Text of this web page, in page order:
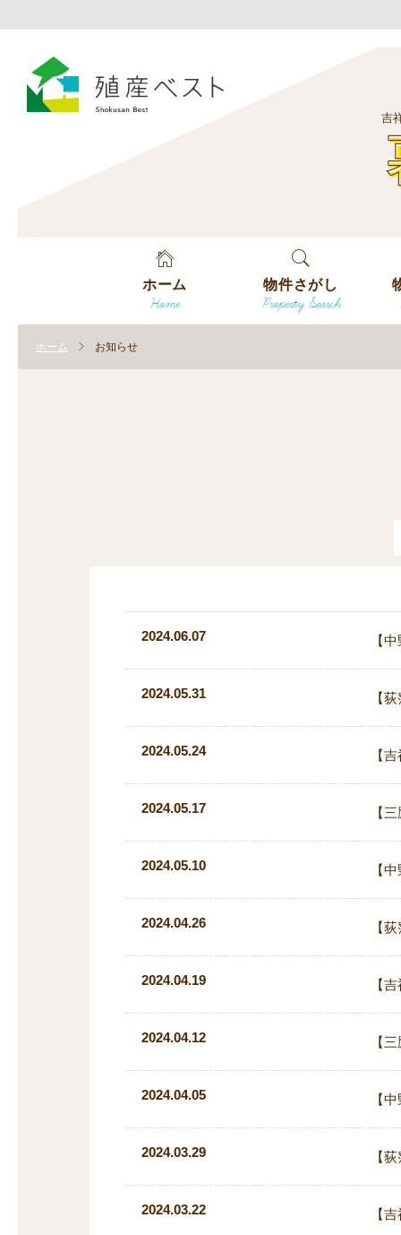
吉
ホーム
Home
物件さがし
Property Search
ホーム お知らせ
2024.06.07 【
2024.05.31 【
2024.05.24 【
2024.05.17 【
2024.05.10 【
2024.04.26 【
2024.04.19 【
2024.04.12 【
2024.04.05 【
2024.03.29 【
2024.03.22 【